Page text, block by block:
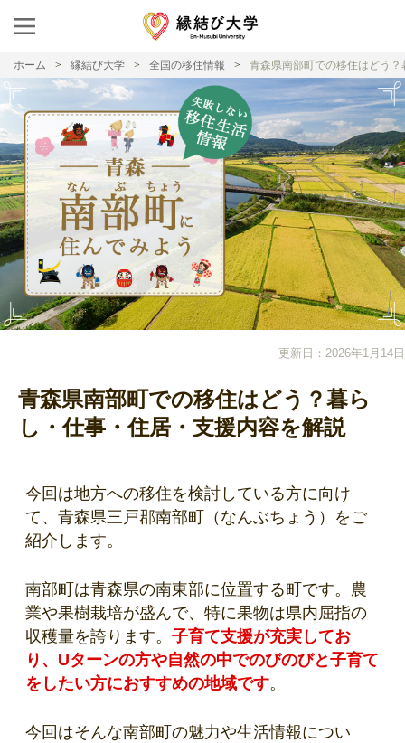
ホーム 縁結び大学 全国の移住情報 青森県南部町での移住はどう
更新日：2026年1月14日
青森県南部町での移住はどう？暮ら
し・仕事・住居・支援内容を解説
今回は地方への移住を検討している方に向け
て、青森県三戸郡南部町（なんぶちょう）をご
紹介します。
南部町は青森県の南東部に位置する町です。農
業や果樹栽培が盛んで、特に果物は県内屈指の
収穫量を誇ります。 子育て支援が充実してお
り、Uターンの方や自然の中でのびのびと子育て
をしたい方におすすめの地域です。
今回はそんな南部町の魅力や生活情報につい